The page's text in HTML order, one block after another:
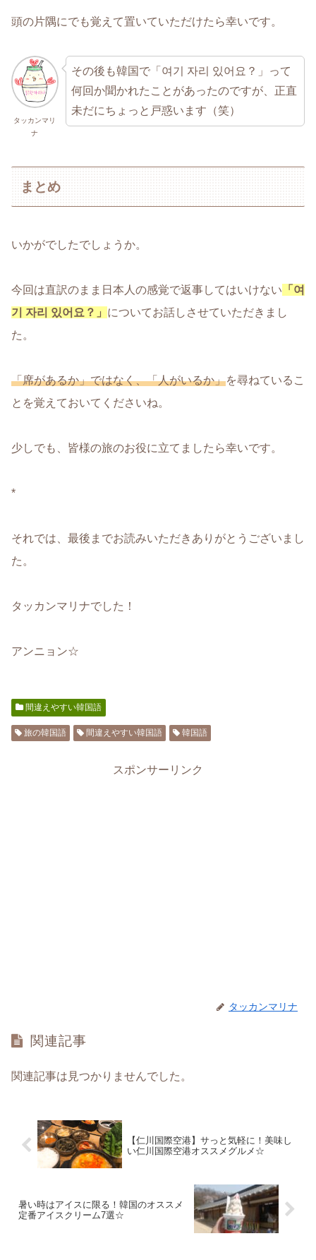
頭の片隅にでも覚えて置いていただけたら幸いです。
タッカンマリ
ナ
その後も韓国で「여기 자리 있어요？」って
何回か聞かれたことがあったのですが、正直
未だにちょっと戸惑います（笑）
まとめ
いかがでしたでしょうか。
今回は直訳のまま日本人の感覚で返事してはいけない 「여
기 자리 있어요？」 についてお話しさせていただきまし
た。
「席があるか」ではなく、「人がいるか」を尋ねているこ
とを覚えておいてくださいね。
少しでも、皆様の旅のお役に立てましたら幸いです。
*
それでは、最後までお読みいただきありがとうございまし
た。
タッカンマリナでした！
アンニョン☆
間違えやすい韓国語
旅の韓国語 間違えやすい韓国語 韓国語
スポンサーリンク
タッカンマリナ
関連記事
関連記事は見つかりませんでした。
【仁川国際空港】サっと気軽に！美味し
い仁川国際空港オススメグルメ☆
暑い時はアイスに限る！韓国のオススメ
定番アイスクリーム7選☆